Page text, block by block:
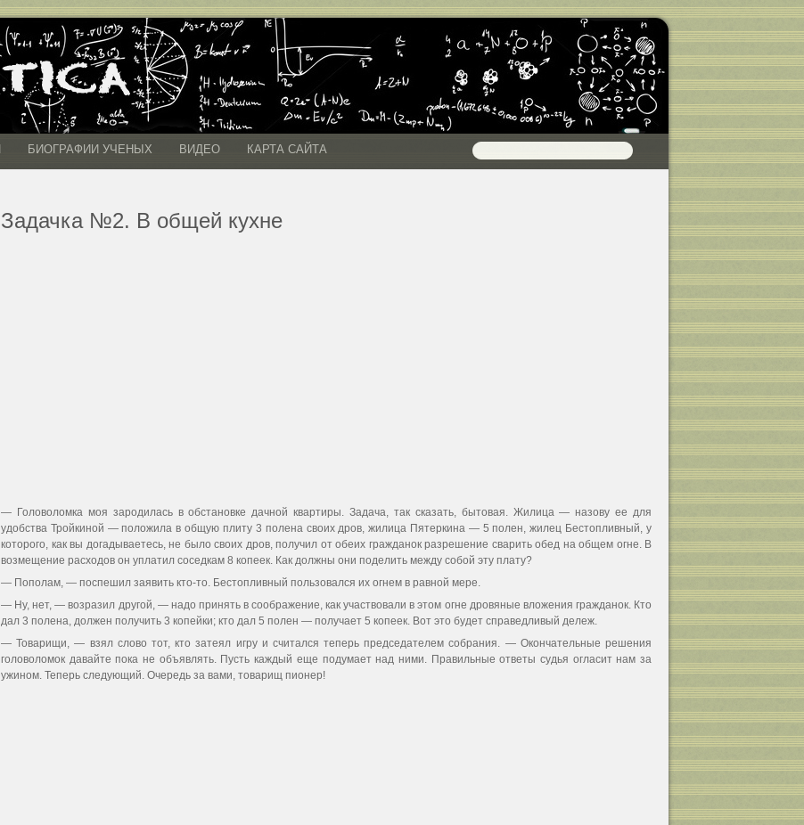
БИОГРАФИИ УЧЕНЫХ ВИДЕО КАРТА САЙТА
Задачка №2. В общей кухне
— Головоломка моя зародилась в обстановке дачной квартиры. Задача, так сказать, бытовая. Жилица — назову ее для
удобства Тройкиной — положила в общую плиту 3 полена своих дров, жилица Пятеркина — 5 полен, жилец Бестопливный, у
которого, как вы догадываетесь, не было своих дров, получил от обеих гражданок разрешение сварить обед на общем огне. В
возмещение расходов он уплатил соседкам 8 копеек. Как должны они поделить между собой эту плату?
— Пополам, — поспешил заявить кто-то. Бестопливный пользовался их огнем в равной мере.
— Ну, нет, — возразил другой, — надо принять в соображение, как участвовали в этом огне дровяные вложения гражданок. Кто
дал 3 полена, должен получить 3 копейки; кто дал 5 полен — получает 5 копеек. Вот это будет справедливый дележ.
— Товарищи, — взял слово тот, кто затеял игру и считался теперь председателем собрания. — Окончательные решения
головоломок давайте пока не объявлять. Пусть каждый еще подумает над ними. Правильные ответы судья огласит нам за
ужином. Теперь следующий. Очередь за вами, товарищ пионер!